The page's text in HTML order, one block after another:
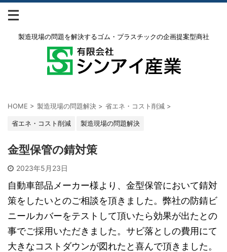
製造現場の問題を解決するゴム・プラスチックの企画提案型商社
HOME > 製造現場の問題解決 > 省エネ・コスト削減 >
省エネ・コスト削減 製造現場の問題解決
金型保管の錆対策
2023年5月23日
自動車部品メーカー様より、金型保管において錆対
策をしたいとのご相談を頂きました。弊社の防錆ビ
ニールカバーをテストして頂いたら効果が出たとの
事でご採用いただきました。サビ落としの費用にて
大きなコストダウンが図れたと喜んで頂きました。